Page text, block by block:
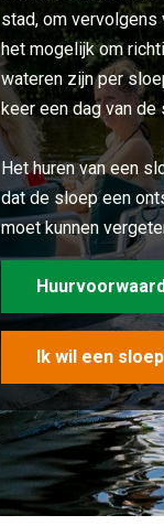
stad, om vervolgens
het mogelijk om
wateren zijn per
keer een dag van
Het huren van een
dat de sloep een
moet kunnen
Ik wil een